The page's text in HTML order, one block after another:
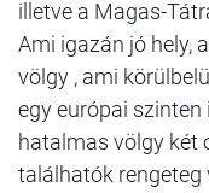
illetve a Magas-
Ami igazán jó hely,
völgy , ami
egy európai szinten
hatalmas völgy két
találhatók rengeteg